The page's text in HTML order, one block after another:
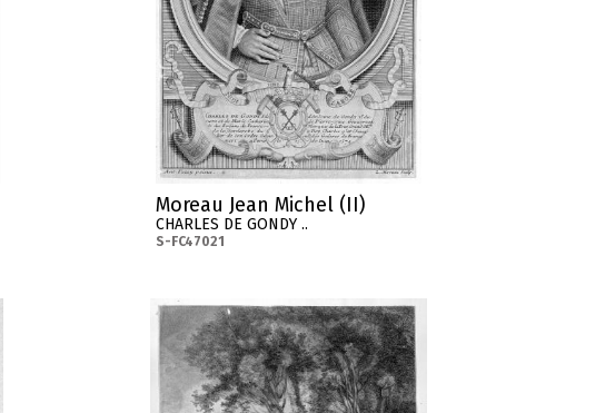
Moreau Jean Michel (II)
CHARLES DE GONDY ..
S-FC47021